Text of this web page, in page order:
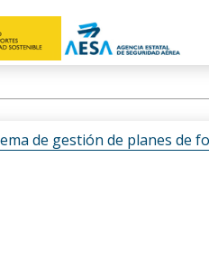
de gestión de planes